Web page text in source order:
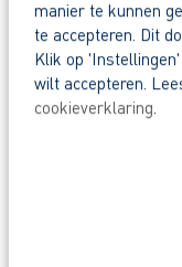
manier te kunnen
te accepteren. Dit
Klik op
wilt accepteren.
cookieverklaring.
Waarom
Snel naar
Heb je eerst
Solliciteer